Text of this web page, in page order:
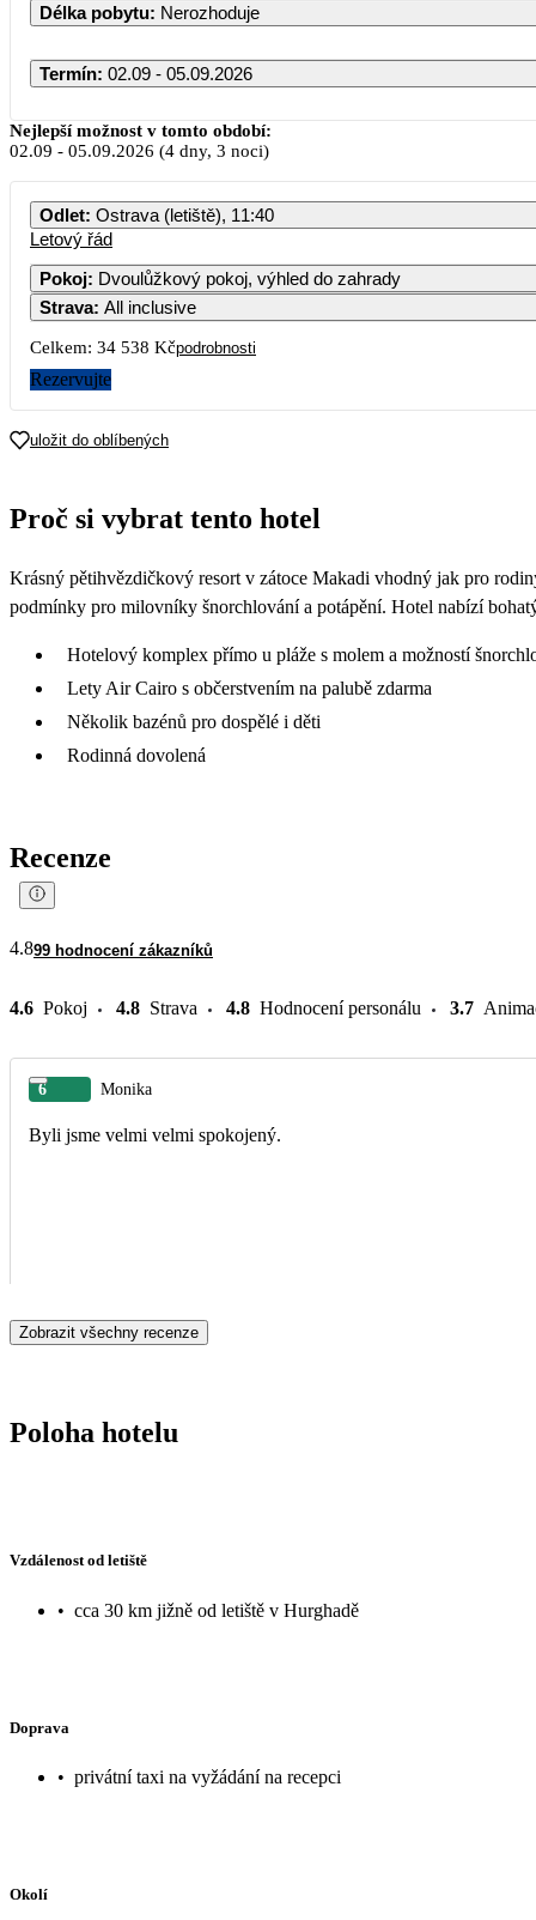
Délka pobytu: Nerozhoduje
Termín: 02.09 - 05.09.2026
Nejlepší možnost v tomto období:
02.09 - 05.09.2026 (4 dny, 3 noci)
Odlet: Ostrava (letiště), 11:40
Letový řád
Pokoj: Dvoulůžkový pokoj, výhled do zahrady
Strava: All inclusive
Celkem: 34 538 Kčpodrobnosti
Rezervujte
uložit do oblíbených
Proč si vybrat tento hotel
Krásný pětihvězdičkový resort v zátoce Makadi vhodný jak pro
podmínky pro milovníky šnorchlování a potápění. Hotel nabízí
Hotelový komplex přímo u pláže s molem a možností
Lety Air Cairo s občerstvením na palubě zdarma
Několik bazénů pro dospělé i děti
Rodinná dovolená
Recenze
4.899 hodnocení zákazníků
4.6 Pokoj 4.8 Strava 4.8 Hodnocení personálu 3.7
6 Monika
Byli jsme velmi velmi spokojený.
Zobrazit všechny recenze
Poloha hotelu
Vzdálenost od letiště
• cca 30 km jižně od letiště v Hurghadě
Doprava
• privátní taxi na vyžádání na recepci
Okolí